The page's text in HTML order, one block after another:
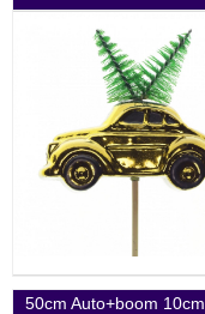
50cm Auto+boom 10cm